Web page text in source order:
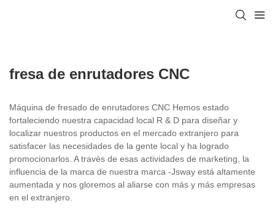
fresa de enrutadores CNC
Máquina de fresado de enrutadores CNC Hemos estado
fortaleciendo nuestra capacidad local R & D para diseñar y
localizar nuestros productos en el mercado extranjero para
satisfacer las necesidades de la gente local y ha logrado
promocionarlos. A través de esas actividades de marketing, la
influencia de la marca de nuestra marca -Jsway está altamente
aumentada y nos gloremos al aliarse con más y más empresas
en el extranjero.